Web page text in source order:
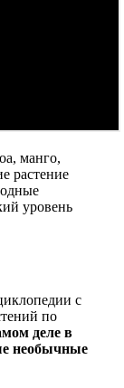
манго,
растение
уровень
с
по
деле в
необычные